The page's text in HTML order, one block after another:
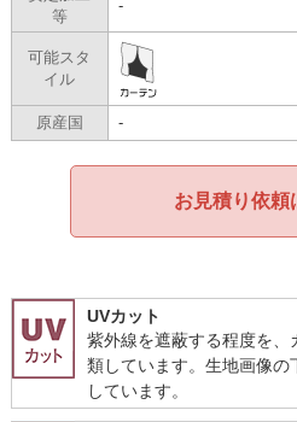
等
-
可能スタ
イル
原産国 -
お見積り依頼
UVカット
紫外線を遮蔽する程度を
類しています。生地画像の
しています。